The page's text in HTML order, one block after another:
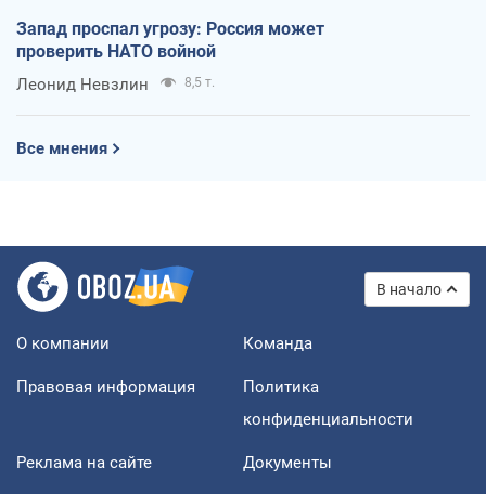
Запад проспал угрозу: Россия может
проверить НАТО войной
Леонид Невзлин 8,5 т.
Все мнения
В начало
О компании Команда
Правовая информация
Политика
конфиденциальности
Реклама на сайте Документы